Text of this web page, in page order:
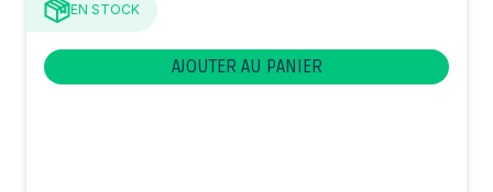
EN STOCK
AJOUTER AU PANIER